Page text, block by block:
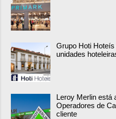
Grupo Hoti
unidades
Leroy Merlin está
Operadores de
cliente